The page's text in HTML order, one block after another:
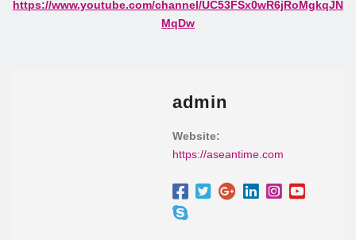
https://www.youtube.com/channel/UC53FSx0wR6jRoMgkqJN
MqDw
admin
Website:
https://aseantime.com